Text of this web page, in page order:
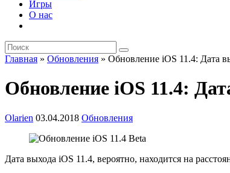
Игры
О нас
Главная » Обновления » Обновление iOS 11.4: Дата
Обновление iOS 11.4:
Olarien 03.04.2018 Обновления
Дата выхода iOS 11.4, вероятно, находится на